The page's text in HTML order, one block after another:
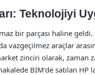
Teknolojiyi
bir parçası haline
vazgeçilmez araçlar
zinciri olarak, zaman
BİM’de satılan HP